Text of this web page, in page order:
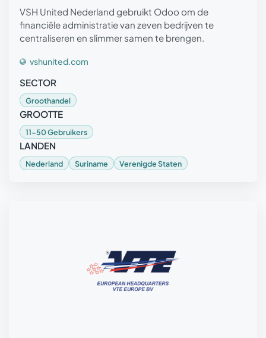
VSH United Nederland gebruikt Odoo om de
financiële administratie van zeven bedrijven te
centraliseren en slimmer samen te brengen.
vshunited.com
SECTOR
Groothandel
GROOTTE
11-50 Gebruikers
LANDEN
Nederland Suriname Verenigde Staten